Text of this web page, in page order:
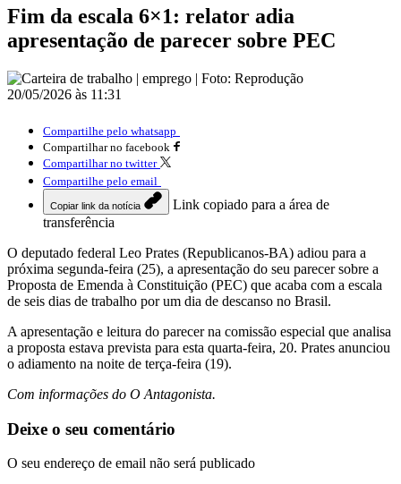
Fim da escala 6×1: relator adia
apresentação de parecer sobre PEC
20/05/2026 às 11:31
Compartilhe pelo whatsapp
Compartilhar no facebook
Compartilhar no twitter
Compartilhe pelo email
Copiar link da notícia
Link copiado para a área de
transferência
O deputado federal Leo Prates (Republicanos-BA) adiou para a
próxima segunda-feira (25), a apresentação do seu parecer sobre a
Proposta de Emenda à Constituição (PEC) que acaba com a escala
de seis dias de trabalho por um dia de descanso no Brasil.
A apresentação e leitura do parecer na comissão especial que analisa
a proposta estava prevista para esta quarta-feira, 20. Prates anunciou
o adiamento na noite de terça-feira (19).
Com informações do O Antagonista.
Deixe o seu comentário
O seu endereço de email não será publicado